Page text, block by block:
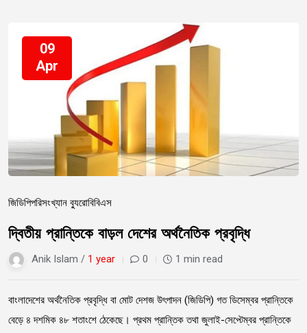
09
Apr
জিডিপিপরিসংখ্যান ব্যুরোবিবিএস
দ্বিতীয় প্রান্তিকে বাড়ল দেশের অর্থনৈতিক প্রবৃদ্ধি
Anik Islam / 1 year 0 1 min read
বাংলাদেশের অর্থনৈতিক প্রবৃদ্ধি বা মোট দেশজ উৎপাদন (জিডিপি) গত ডিসেম্বর প্রান্তিকে
বেড়ে ৪ দশমিক ৪৮ শতাংশে ঠেকেছে। প্রথম প্রান্তিক তথা জুলাই-সেপ্টেম্বর প্রান্তিকে